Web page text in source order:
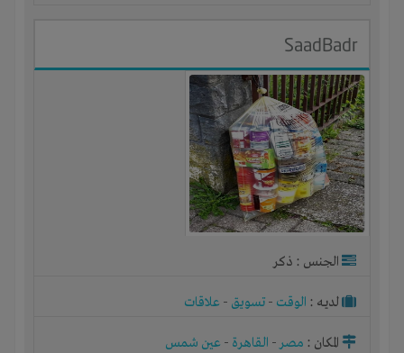
SaadBadr
الجنس : ذكر
لديـه : الوقت - تسويق - علاقات
المكان : مصر- القاهرة - عين شمس